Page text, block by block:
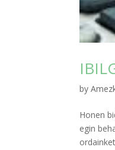
by
Honen
egin